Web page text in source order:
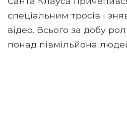
спеціальним тросів і
відео. Всього за добу
понад півмільйона